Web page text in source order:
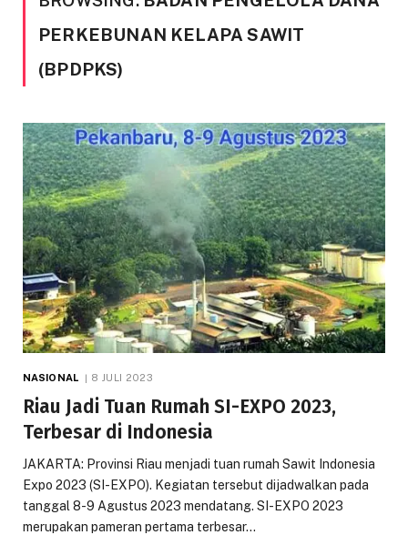
PERKEBUNAN KELAPA SAWIT
(BPDPKS)
NASIONAL 8 JULI 2023
Riau Jadi Tuan Rumah SI-EXPO 2023,
Terbesar di Indonesia
JAKARTA: Provinsi Riau menjadi tuan rumah Sawit Indonesia
Expo 2023 (SI-EXPO). Kegiatan tersebut dijadwalkan pada
tanggal 8-9 Agustus 2023 mendatang. SI-EXPO 2023
merupakan pameran pertama terbesar…